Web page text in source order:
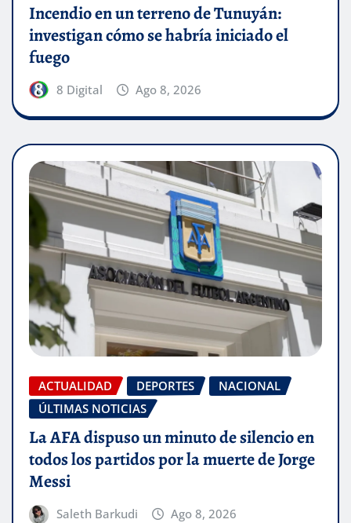
Incendio en un terreno de Tunuyán:
investigan cómo se habría iniciado el
fuego
8 Digital Ago 8, 2026
ACTUALIDAD DEPORTES
NACIONAL
ÚLTIMAS NOTICIAS
La AFA dispuso un minuto de silencio en
todos los partidos por la muerte de Jorge
Messi
Saleth Barkudi Ago 8, 2026